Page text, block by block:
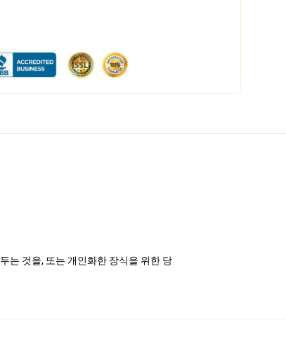
는 것을, 또는 개인화한 장식을 위한 당